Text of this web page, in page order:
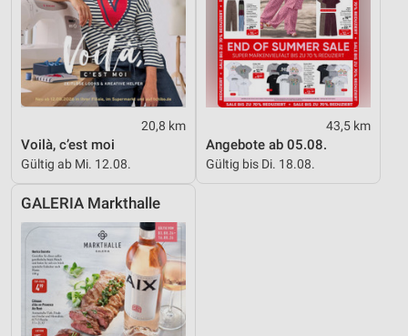
20,8 km
Voilà, c’est moi
Gültig ab Mi. 12.08.
43,5 km
Angebote ab 05.08.
Gültig bis Di. 18.08.
GALERIA Markthalle